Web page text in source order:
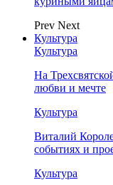
Prev Next
Культура
Культура
На
любви и мечте
Культура
Виталий
событиях и
Культура